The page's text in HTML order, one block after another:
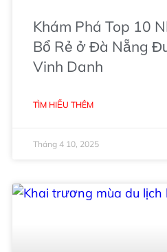
Khám Phá Top 10
Bổ Rẻ ở Đà Nẵng
Vinh Danh
TÌM HIỂU THÊM
Tháng 4 10, 2025